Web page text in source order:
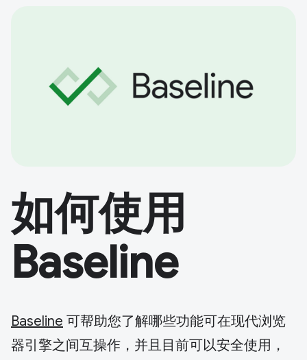
如何使用
Baseline
Baseline 可帮助您了解哪些功能可在现代浏览
器引擎之间互操作，并且目前可以安全使用，